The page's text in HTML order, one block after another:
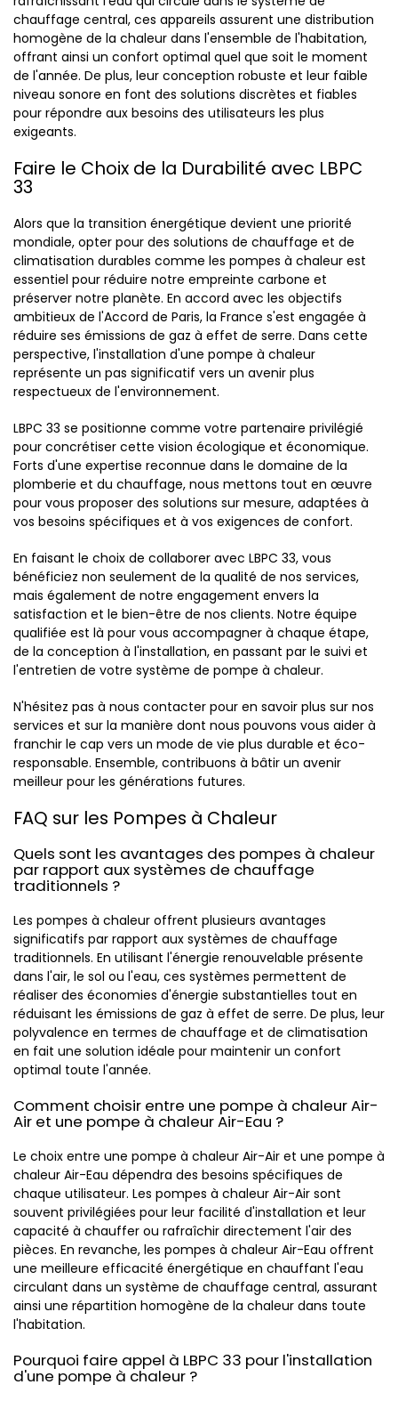
chauffage central, ces appareils assurent une distribution
homogène de la chaleur dans l'ensemble de l'habitation,
offrant ainsi un confort optimal quel que soit le moment
de l'année. De plus, leur conception robuste et leur faible
niveau sonore en font des solutions discrètes et fiables
pour répondre aux besoins des utilisateurs les plus
exigeants.
Faire le Choix de la Durabilité avec LBPC
33
Alors que la transition énergétique devient une priorité
mondiale, opter pour des solutions de chauffage et de
climatisation durables comme les pompes à chaleur est
essentiel pour réduire notre empreinte carbone et
préserver notre planète. En accord avec les objectifs
ambitieux de l'Accord de Paris, la France s'est engagée à
réduire ses émissions de gaz à effet de serre. Dans cette
perspective, l'installation d'une pompe à chaleur
représente un pas significatif vers un avenir plus
respectueux de l'environnement.
LBPC 33 se positionne comme votre partenaire privilégié
pour concrétiser cette vision écologique et économique.
Forts d'une expertise reconnue dans le domaine de la
plomberie et du chauffage, nous mettons tout en œuvre
pour vous proposer des solutions sur mesure, adaptées à
vos besoins spécifiques et à vos exigences de confort.
En faisant le choix de collaborer avec LBPC 33, vous
bénéficiez non seulement de la qualité de nos services,
mais également de notre engagement envers la
satisfaction et le bien-être de nos clients. Notre équipe
qualifiée est là pour vous accompagner à chaque étape,
de la conception à l'installation, en passant par le suivi et
l'entretien de votre système de pompe à chaleur.
N'hésitez pas à nous contacter pour en savoir plus sur nos
services et sur la manière dont nous pouvons vous aider à
franchir le cap vers un mode de vie plus durable et éco-
responsable. Ensemble, contribuons à bâtir un avenir
meilleur pour les générations futures.
FAQ sur les Pompes à Chaleur
Quels sont les avantages des pompes à chaleur
par rapport aux systèmes de chauffage
traditionnels ?
Les pompes à chaleur offrent plusieurs avantages
significatifs par rapport aux systèmes de chauffage
traditionnels. En utilisant l'énergie renouvelable présente
dans l'air, le sol ou l'eau, ces systèmes permettent de
réaliser des économies d'énergie substantielles tout en
réduisant les émissions de gaz à effet de serre. De plus, leur
polyvalence en termes de chauffage et de climatisation
en fait une solution idéale pour maintenir un confort
optimal toute l'année.
Comment choisir entre une pompe à chaleur Air-
Air et une pompe à chaleur Air-Eau ?
Le choix entre une pompe à chaleur Air-Air et une pompe à
chaleur Air-Eau dépendra des besoins spécifiques de
chaque utilisateur. Les pompes à chaleur Air-Air sont
souvent privilégiées pour leur facilité d'installation et leur
capacité à chauffer ou rafraîchir directement l'air des
pièces. En revanche, les pompes à chaleur Air-Eau offrent
une meilleure efficacité énergétique en chauffant l'eau
circulant dans un système de chauffage central, assurant
ainsi une répartition homogène de la chaleur dans toute
l'habitation.
Pourquoi faire appel à LBPC 33 pour l'installation
d'une pompe à chaleur ?